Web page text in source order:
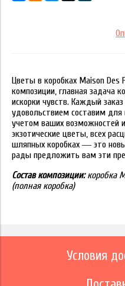
Цветы в коробках Maison
композиции, главная задача
искорки чувств. Каждый
удовольствием составим
учетом ваших возможностей
экзотические цветы, всех
шляпных коробках ― это
рады предложить вам эти
Состав композиции:коробка
(полная коробка)
Условия